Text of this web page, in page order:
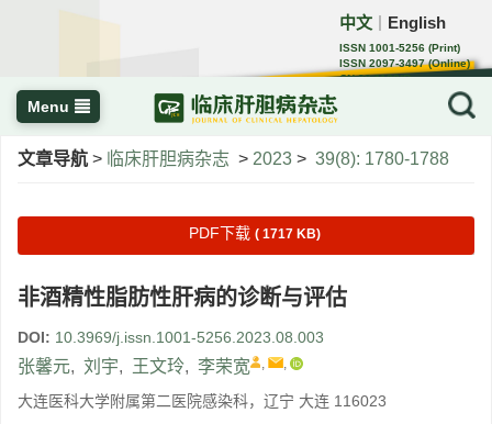
中文 English
ISSN 1001-5256 (Print)
ISSN 2097-3497 (Online)
CN 22-1108/R
Menu
文章导航 > 临床肝胆病杂志 > 2023 > 39(8): 1780-1788
PDF下载 ( 1717 KB)
非酒精性脂肪性肝病的诊断与评估
DOI: 10.3969/j.issn.1001-5256.2023.08.003
张馨元, 刘宇, 王文玲, 李荣宽 , ,
大连医科大学附属第二医院感染科，辽宁 大连 116023